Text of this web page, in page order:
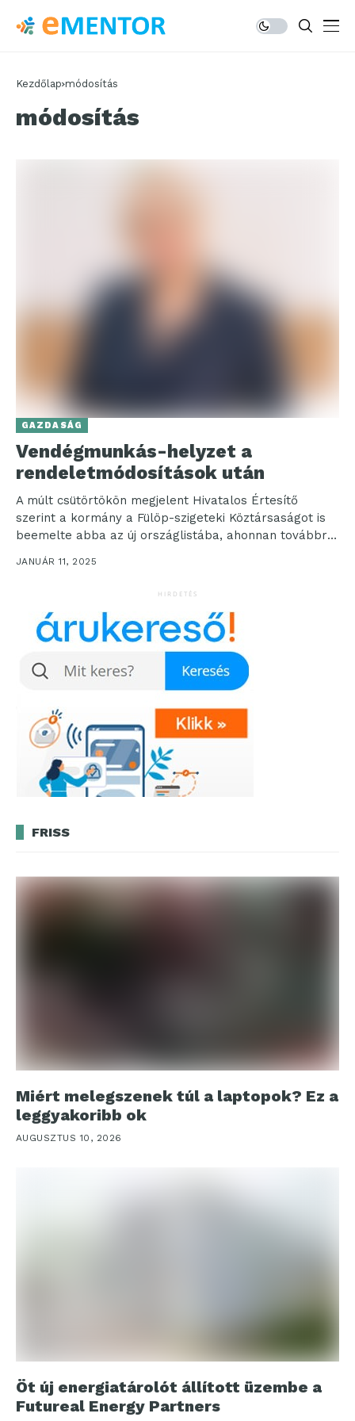
Kezdőlap módosítás
módosítás
GAZDASÁG
Vendégmunkás-helyzet a
rendeletmódosítások után
A múlt csütörtökön megjelent Hivatalos Értesítő
szerint a kormány a Fülöp-szigeteki Köztársaságot is
beemelte abba az új országlistába, ahonnan továbbra
is érkezhetnek külföldi...
JANUÁR 11, 2025
HIRDETÉS
FRISS
Miért melegszenek túl a laptopok? Ez a
leggyakoribb ok
AUGUSZTUS 10, 2026
Öt új energiatárolót állított üzembe a
Futureal Energy Partners